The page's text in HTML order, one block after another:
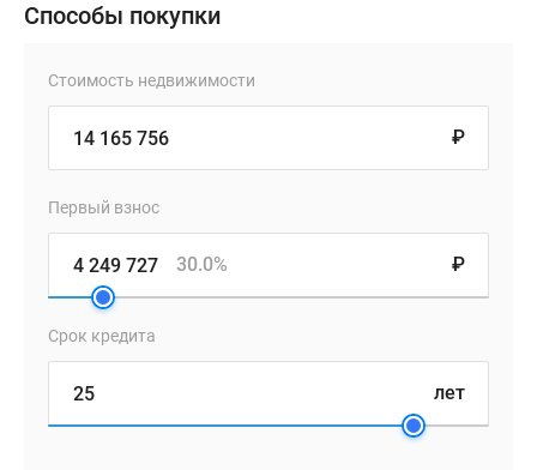
Способы покупки
Стоимость недвижимости
₽
Первый взнос
₽
30.0%
Срок кредита
лет